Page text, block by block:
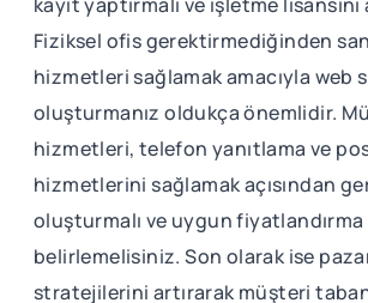
Fiziksel ofis gerektirmediğinden
hizmetleri sağlamak amacıyla web
oluşturmanız oldukça önemlidir.
hizmetleri, telefon yanıtlama ve
hizmetlerini sağlamak açısından
oluşturmalı ve uygun
belirlemelisiniz. Son olarak ise
stratejilerini artırarak müşteri